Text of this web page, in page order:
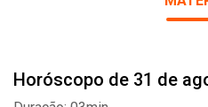
Horóscopo de 31 de